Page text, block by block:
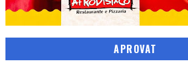
APROVAT